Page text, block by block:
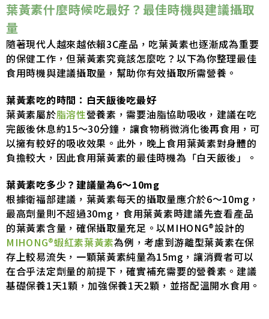
葉黃素什麼時候吃最好？最佳時機與建議攝取
量
隨著現代人越來越依賴3C產品，吃葉黃素也逐漸成為重要
的保健工作，但葉黃素究竟該怎麼吃？以下為你整理最佳
食用時機與建議攝取量，幫助你有效攝取所需營養。
葉黃素吃的時間：白天飯後吃最好
葉黃素屬於脂溶性營養素，需要油脂協助吸收，建議在吃
完飯後休息約15～30分鐘，讓食物稍微消化後再食用，可
以擁有較好的吸收效果。此外，晚上食用葉黃素對身體的
負擔較大，因此食用葉黃素的最佳時機為「白天飯後」。
葉黃素吃多少？建議量為6～10mg
根據衛福部建議，葉黃素每天的攝取量應介於6～10mg，
最高劑量則不超過30mg，食用葉黃素時建議先查看產品
的葉黃素含量，確保攝取量充足。以MIHONG®設計的
MIHONG®蝦紅素葉黃素為例，考慮到游離型葉黃素在保
存上較易流失，一顆葉黃素純量為15mg，讓消費者可以
在合乎法定劑量的前提下，確實補充需要的營養素。建議
基礎保養1天1顆，加強保養1天2顆，並搭配溫開水食用。